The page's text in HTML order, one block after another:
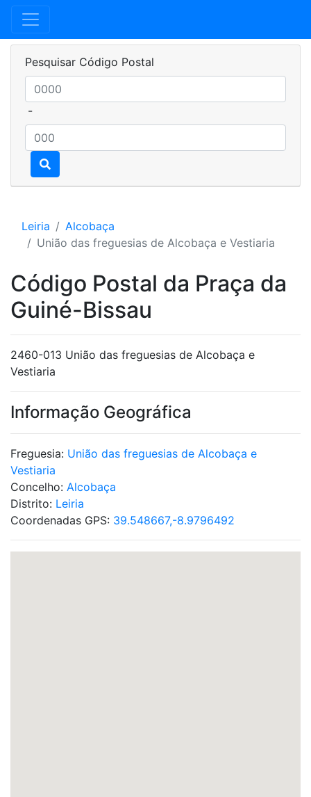
Pesquisar Código Postal
-
Leiria
Alcobaça
União das freguesias de Alcobaça e Vestiaria
Código Postal da Praça da
Guiné-Bissau
2460-013 União das freguesias de Alcobaça e
Vestiaria
Informação Geográfica
Freguesia: União das freguesias de Alcobaça e
Vestiaria
Concelho: Alcobaça
Distrito: Leiria
Coordenadas GPS: 39.548667,-8.9796492